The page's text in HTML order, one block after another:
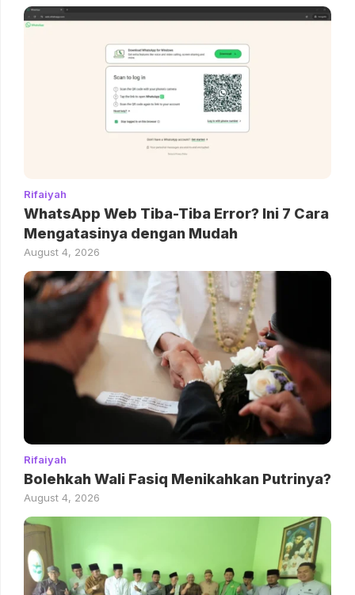
Rifaiyah
WhatsApp Web Tiba-Tiba Error? Ini 7 Cara
Mengatasinya dengan Mudah
August 4, 2026
Rifaiyah
Bolehkah Wali Fasiq Menikahkan Putrinya?
August 4, 2026